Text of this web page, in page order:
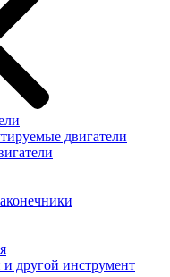
двигатели
другой инструмент